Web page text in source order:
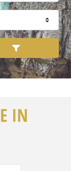
Advanced
IN